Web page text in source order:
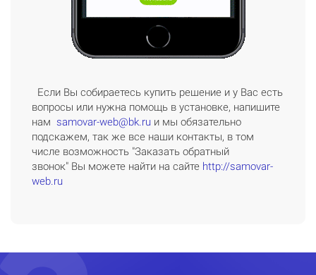
Если Вы собираетесь купить решение и у Вас есть
вопросы или нужна помощь в установке, напишите
нам samovar-web@bk.ru и мы обязательно
подскажем, так же все наши контакты, в том
числе возможность "Заказать обратный
звонок" Вы можете найти на сайте http://samovar-
web.ru